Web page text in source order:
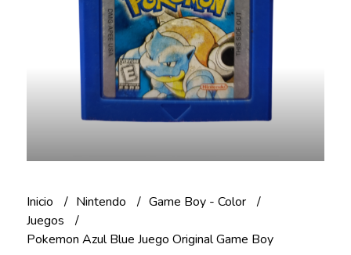
Inicio Nintendo
Game Boy - Color
Juegos
Pokemon Azul Blue Juego Original Game Boy